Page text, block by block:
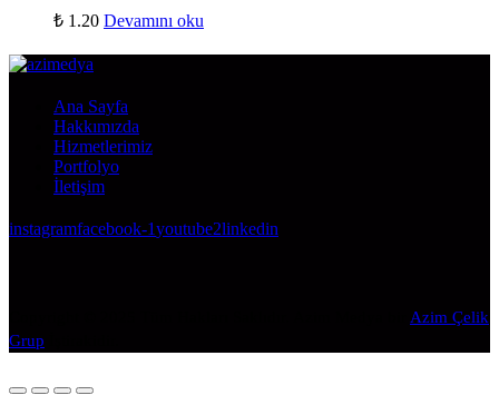
₺ 1.20 Devamını oku
Ana Sayfa
Hakkımızda
Hizmetlerimiz
Portfolyo
İletişim
instagramfacebook-1youtube2linkedin
Azim Çelik
Grup